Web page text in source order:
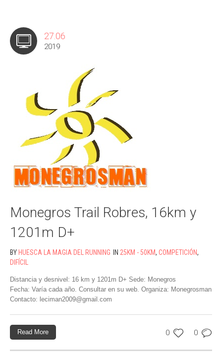
27.06
2019
Monegros Trail Robres, 16km y
1201m D+
BY HUESCA LA MAGIA DEL RUNNING IN 25KM - 50KM, COMPETICIÓN,
DIFÍCIL
Distancia y desnivel: 16 km y 1201m D+ Sede: Monegros
Fecha: Varía cada año. Consultar en su web. Organiza: Monegrosman
Contacto: leciman2009@gmail.com
0 0
Read More